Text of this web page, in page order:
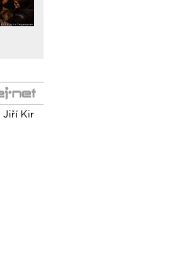
Jiří Kir